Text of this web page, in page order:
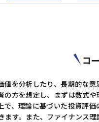
階層別研修 ビジ
ダイバーシティ＆
営業・サービス
コ
値を分析したり、長期的な
の方を想定し、まずは数式
で、理論に基づいた投資評
ます。また、ファイナンス